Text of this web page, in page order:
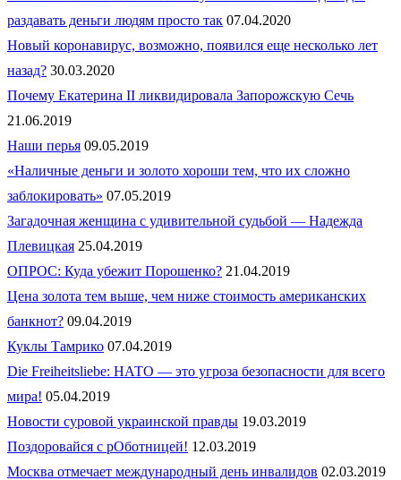
раздавать деньги людям просто так 07.04.2020
Новый коронавирус, возможно, появился еще несколько лет
назад? 30.03.2020
Почему Екатерина II ликвидировала Запорожскую Сечь
21.06.2019
Наши перья 09.05.2019
«Наличные деньги и золото хороши тем, что их сложно
заблокировать» 07.05.2019
Загадочная женщина с удивительной судьбой — Надежда
Плевицкая 25.04.2019
ОПРОС: Куда убежит Порошенко? 21.04.2019
Цена золота тем выше, чем ниже стоимость американских
банкнот? 09.04.2019
Куклы Тамрико 07.04.2019
Die Freiheitsliebe: НАТО — это угроза безопасности для всего
мира! 05.04.2019
Новости суровой украинской правды 19.03.2019
Поздоровайся с рОботницей! 12.03.2019
Москва отмечает международный день инвалидов 02.03.2019